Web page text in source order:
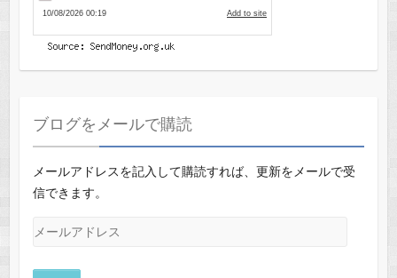
ブログをメールで購読
メールアドレスを記入して購読すれば、更新をメールで受
信できます。
メ
ル